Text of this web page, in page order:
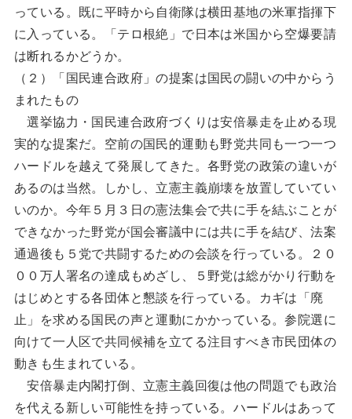
っている。既に平時から自衛隊は横田基地の米軍指揮下
に入っている。「テロ根絶」で日本は米国から空爆要請
は断れるかどうか。
（２）「国民連合政府」の提案は国民の闘いの中からう
まれたもの
選挙協力・国民連合政府づくりは安倍暴走を止める現
実的な提案だ。空前の国民的運動も野党共同も一つ一つ
ハードルを越えて発展してきた。各野党の政策の違いが
あるのは当然。しかし、立憲主義崩壊を放置していてい
いのか。今年５月３日の憲法集会で共に手を結ぶことが
できなかった野党が国会審議中には共に手を結び、法案
通過後も５党で共闘するための会談を行っている。２０
００万人署名の達成もめざし、５野党は総がかり行動を
はじめとする各団体と懇談を行っている。カギは「廃
止」を求める国民の声と運動にかかっている。参院選に
向けて一人区で共同候補を立てる注目すべき市民団体の
動きも生まれている。
安倍暴走内閣打倒、立憲主義回復は他の問題でも政治
を代える新しい可能性を持っている。ハードルはあって